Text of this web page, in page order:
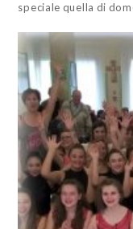
speciale quella di